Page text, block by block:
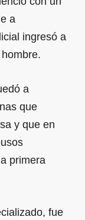
a
ingresó a
a
que
y que en
primera
fue